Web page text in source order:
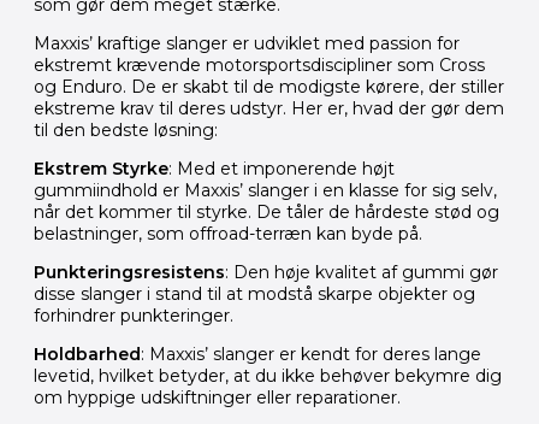
som gør dem meget stærke.
Maxxis’ kraftige slanger er udviklet med passion for
ekstremt krævende motorsportsdiscipliner som Cross
og Enduro. De er skabt til de modigste kørere, der stiller
ekstreme krav til deres udstyr. Her er, hvad der gør dem
til den bedste løsning:
Ekstrem Styrke: Med et imponerende højt
gummiindhold er Maxxis’ slanger i en klasse for sig selv,
når det kommer til styrke. De tåler de hårdeste stød og
belastninger, som offroad-terræn kan byde på.
Punkteringsresistens: Den høje kvalitet af gummi gør
disse slanger i stand til at modstå skarpe objekter og
forhindrer punkteringer.
Holdbarhed: Maxxis’ slanger er kendt for deres lange
levetid, hvilket betyder, at du ikke behøver bekymre dig
om hyppige udskiftninger eller reparationer.